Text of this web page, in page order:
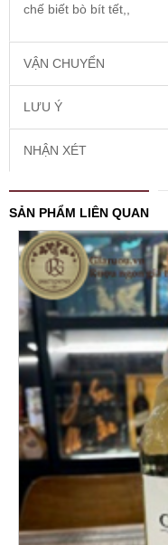
chế biết bò bít tết,,
VẬN CHUYỂN
LƯU Ý
NHẬN XÉT
SẢN PHẨM LIÊN QUAN